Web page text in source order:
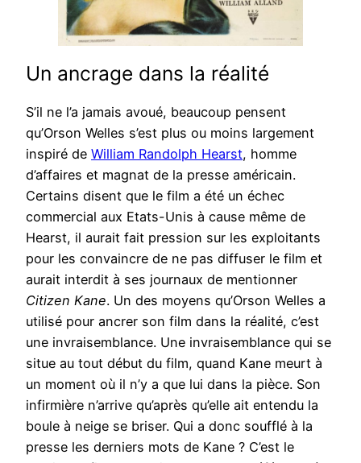
Un ancrage dans la réalité
S’il ne l’a jamais avoué, beaucoup pensent
qu’Orson Welles s’est plus ou moins largement
inspiré de William Randolph Hearst, homme
d’affaires et magnat de la presse américain.
Certains disent que le film a été un échec
commercial aux Etats-Unis à cause même de
Hearst, il aurait fait pression sur les exploitants
pour les convaincre de ne pas diffuser le film et
aurait interdit à ses journaux de mentionner
Citizen Kane. Un des moyens qu’Orson Welles a
utilisé pour ancrer son film dans la réalité, c’est
une invraisemblance. Une invraisemblance qui se
situe au tout début du film, quand Kane meurt à
un moment où il n’y a que lui dans la pièce. Son
infirmière n’arrive qu’après qu’elle ait entendu la
boule à neige se briser. Qui a donc soufflé à la
presse les derniers mots de Kane ? C’est le